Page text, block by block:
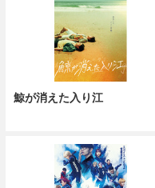
鯨が消えた入り江